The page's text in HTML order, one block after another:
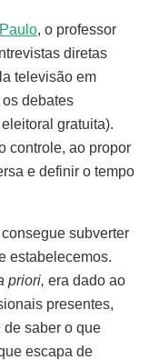
, o professor
diretas
televisão em
debates
gratuita).
controle, ao propor
e definir o tempo
subverter
estabelecemos.
priori, era dado ao
presentes,
saber o que
escapa de